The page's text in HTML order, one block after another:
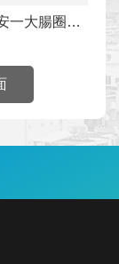
一大腸圈米